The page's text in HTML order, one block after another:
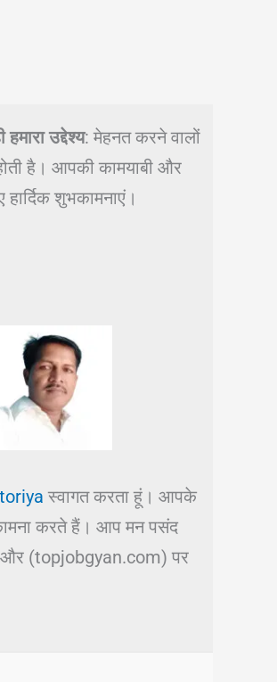
उद्देश्य: मेहनत करने वालों
है। आपकी कामयाबी और
हार्दिक शुभकामनाएं।
स्वागत करता हूं। आपके
करते हैं। आप मन पसंद
और (topjobgyan.com) पर